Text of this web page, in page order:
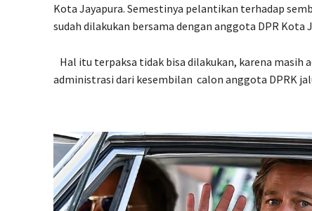
Kota Jayapura. Semestinya pelantikan terhadap
sudah dilakukan bersama dengan anggota DPR Kota
Hal itu terpaksa tidak bisa dilakukan, karena masih
administrasi dari kesembilan calon anggota DPRK